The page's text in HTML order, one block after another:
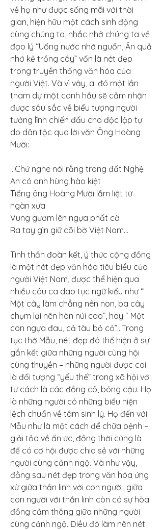
về họ như được sống mãi với thời
gian, hiện hữu một cách sinh động
cùng chúng ta, nhắc nhở chúng ta về
đạo lý “Uống nước nhớ nguồn, Ăn quả
nhớ kẻ trồng cây” vốn là nét đẹp
trong truyền thống văn hóa của
người Việt. Và vì vậy, ai đó một lần
tham dự một canh hầu sẽ cảm nhận
được sâu sắc về biểu tượng người
tướng lĩnh chiến đấu cho độc lập tự
do dân tộc qua lời văn Ông Hoàng
Mười:
…Chứ nghe nói rằng trong đất Nghệ
An có anh hùng hào kiệt
Tiếng ông Hoàng Mười lẫm liệt từ
ngàn xưa
Vung gươm lên ngựa phất cờ
Ra tay gìn giữ cõi bờ Việt Nam…
Tinh thần đoàn kết, ý thức cộng đồng
là một nét đẹp văn hóa tiêu biểu của
người Việt Nam, được thể hiện qua
nhiều câu ca dao tục ngữ kiểu như “
Một cây làm chẳng nên non, ba cây
chụm lại nên hòn núi cao”, hay “ Một
con ngựa đau, cả tàu bỏ cỏ”…Trong
tục thờ Mẫu, nét đẹp đó thể hiện ở sự
gắn kết giữa những người cùng hội
cùng thuyền – những người được coi
là đối tượng “yếu thế” trong xã hội với
tư cách là các đồng cô, bóng cậu. Họ
là những người có những biểu hiện
lệch chuẩn về tâm sinh lý. Họ đến với
Mẫu như là một cách để chữa bệnh –
giải tỏa về ẩn ức, đồng thời cũng là
để có cơ hội được chia sẻ với những
người cùng cảnh ngộ. Và như vậy,
đằng sau nét đẹp trong văn hóa ứng
xử giữa thần linh với con người, giữa
con người với thần linh còn có sự hòa
đồng cảm thông giữa những người
cùng cảnh ngộ. Điều đó làm nên nét